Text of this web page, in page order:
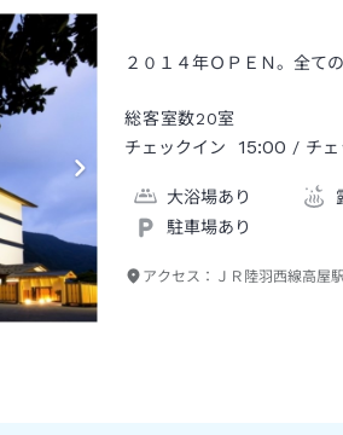
２０１４年ＯＰＥＮ。全て
総客室数20室
チェックイン
15:00 / チェ
大浴場あり
駐車場あり
アクセス： ＪＲ陸羽西線高屋